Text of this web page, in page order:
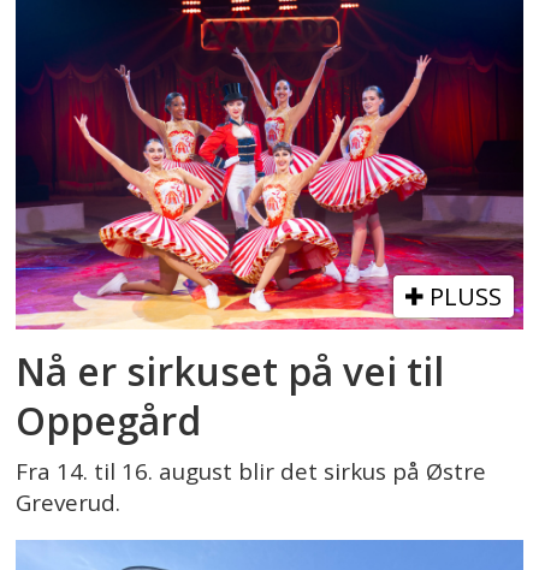
PLUSS
Nå er sirkuset på vei til
Oppegård
Fra 14. til 16. august blir det sirkus på Østre
Greverud.